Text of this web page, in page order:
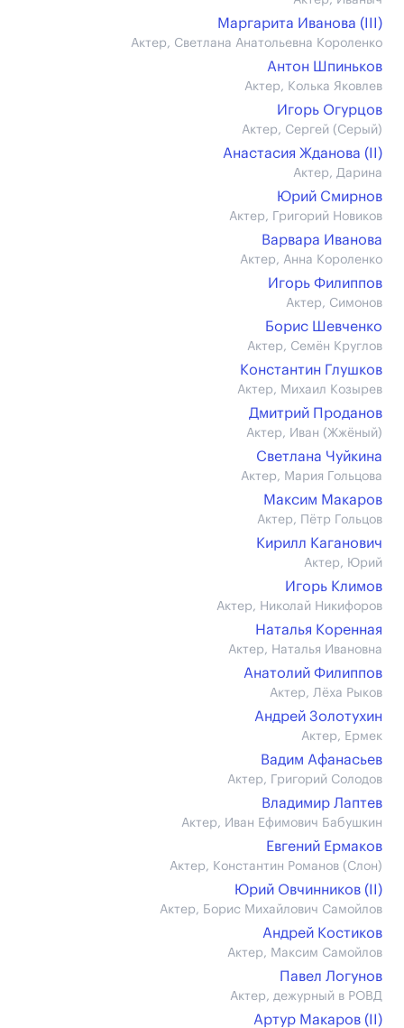
Маргарита Иванова (III)
Актер, Светлана Анатольевна Короленко
Антон Шпиньков
Актер, Колька Яковлев
Игорь Огурцов
Актер, Сергей (Серый)
Анастасия Жданова (II)
Актер, Дарина
Юрий Смирнов
Актер, Григорий Новиков
Варвара Иванова
Актер, Анна Короленко
Игорь Филиппов
Актер, Симонов
Борис Шевченко
Актер, Семён Круглов
Константин Глушков
Актер, Михаил Козырев
Дмитрий Проданов
Актер, Иван (Жжёный)
Светлана Чуйкина
Актер, Мария Гольцова
Максим Макаров
Актер, Пётр Гольцов
Кирилл Каганович
Актер, Юрий
Игорь Климов
Актер, Николай Никифоров
Наталья Коренная
Актер, Наталья Ивановна
Анатолий Филиппов
Актер, Лёха Рыков
Андрей Золотухин
Актер, Ермек
Вадим Афанасьев
Актер, Григорий Солодов
Владимир Лаптев
Актер, Иван Ефимович Бабушкин
Евгений Ермаков
Актер, Константин Романов (Слон)
Юрий Овчинников (II)
Актер, Борис Михайлович Самойлов
Андрей Костиков
Актер, Максим Самойлов
Павел Логунов
Актер, дежурный в РОВД
Артур Макаров (II)